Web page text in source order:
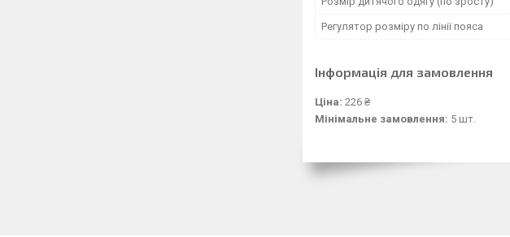
Регулятор розміру по лінії пояса
Інформація для замовлення
Ціна: 226 ₴
Мінімальне замовлення: 5 шт.